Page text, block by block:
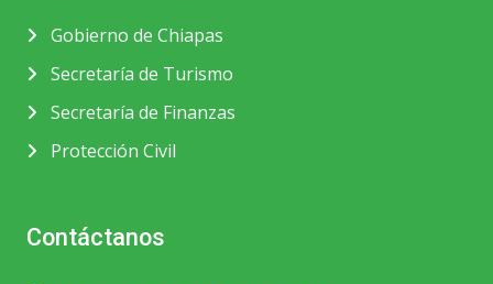
Gobierno de Chiapas
Secretaría de Turismo
Secretaría de Finanzas
Protección Civil
Contáctanos